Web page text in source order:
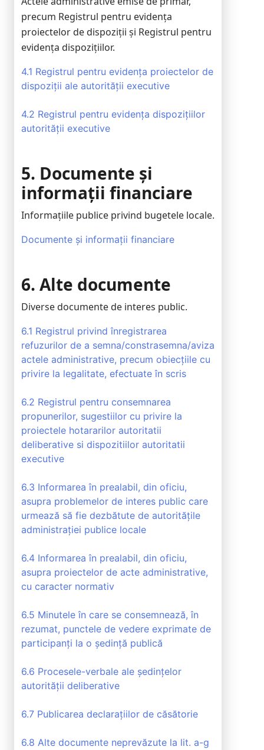
precum Registrul pentru evidența
proiectelor de dispoziții și Registrul pentru
evidența dispozițiilor.
4.1 Registrul pentru evidența proiectelor de
dispoziții ale autorității executive
4.2 Registrul pentru evidența dispozițiilor
autorității executive
5. Documente și
informații financiare
Informațiile publice privind bugetele locale.
Documente și informații financiare
6. Alte documente
Diverse documente de interes public.
6.1 Registrul privind înregistrarea
refuzurilor de a semna/constrasemna/aviza
actele administrative, precum obiecțiile cu
privire la legalitate, efectuate în scris
6.2 Registrul pentru consemnarea
propunerilor, sugestiilor cu privire la
proiectele hotararilor autoritatii
deliberative si dispozitiilor autoritatii
executive
6.3 Informarea în prealabil, din oficiu,
asupra problemelor de interes public care
urmează să fie dezbătute de autoritățile
administrației publice locale
6.4 Informarea în prealabil, din oficiu,
asupra proiectelor de acte administrative,
cu caracter normativ
6.5 Minutele în care se consemnează, în
rezumat, punctele de vedere exprimate de
participanți la o ședință publică
6.6 Procesele-verbale ale ședințelor
autorității deliberative
6.7 Publicarea declarațiilor de căsătorie
6.8 Alte documente neprevăzute la lit. a-g